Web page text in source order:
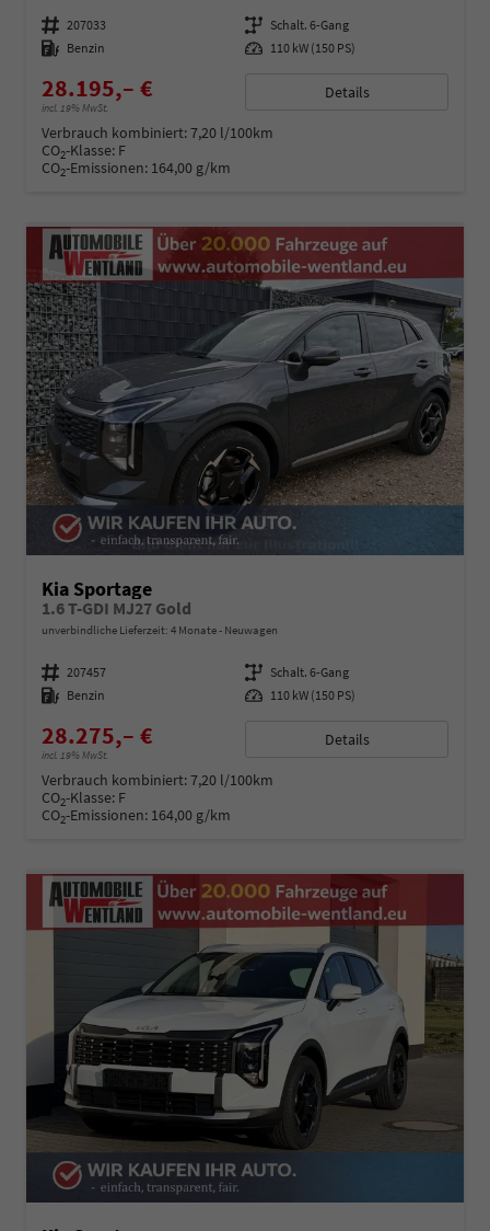
Fahrzeugnummer 207033 Getriebe Schalt. 6-Gang
Kraftstoff Benzin Leistung 110 kW (150 PS)
28.195,– €
incl. 19% MwSt.
Details
Verbrauch kombiniert:7,20 l/100km
CO2-Klasse: F
CO2-Emissionen: 164,00 g/km
Kia Sportage
1.6 T-GDI MJ27 Gold
unverbindliche Lieferzeit: 4 Monate Neuwagen
Fahrzeugnummer 207457 Getriebe Schalt. 6-Gang
Kraftstoff Benzin Leistung 110 kW (150 PS)
28.275,– €
incl. 19% MwSt.
Details
Verbrauch kombiniert:7,20 l/100km
CO2-Klasse: F
CO2-Emissionen: 164,00 g/km